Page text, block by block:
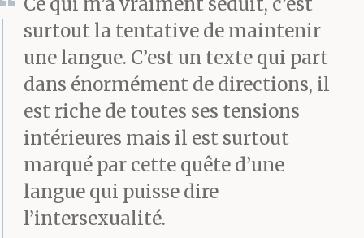
surtout la tentative de maintenir
une langue. C’est un texte qui part
dans énormément de directions, il
est riche de toutes ses tensions
intérieures mais il est surtout
marqué par cette quête d’une
langue qui puisse dire
l’intersexualité.